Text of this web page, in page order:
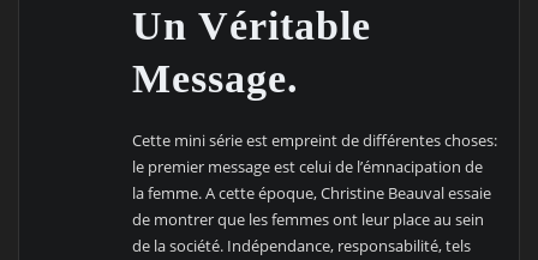
Un Véritable
Message.
Cette mini série est empreint de différentes choses:
le premier message est celui de l’émnacipation de
la femme. A cette époque, Christine Beauval essaie
de montrer que les femmes ont leur place au sein
de la société. Indépendance, responsabilité, tels